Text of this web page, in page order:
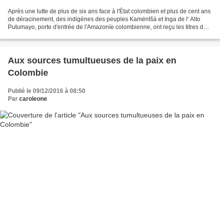
Après une lutte de plus de six ans face à l'État colombien et plus de cent ans
de déracinement, des indigènes des peuples Kamëntšá et Inga de l' Alto
Putumayo, porte d'entrée de l'Amazoníe colombienne, ont reçu les titres de
Aux sources tumultueuses de la paix en
Colombie
Publié le 09/12/2016 à 08:50
Par caroleone